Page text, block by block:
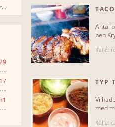
29
17
31
Antal
ben
Källa:
TYP
Vi
med
Källa: